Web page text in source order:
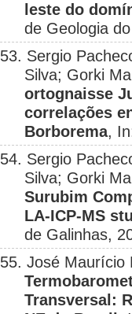
leste do
de Geologia
53. Sergio
Silva; Gorki
ortognaisse
correlações
Borborema,
54. Sergio
Silva; Gorki
Surubim
LA-ICP-MS
de Galinhas,
55. José Maurício
Transversal: